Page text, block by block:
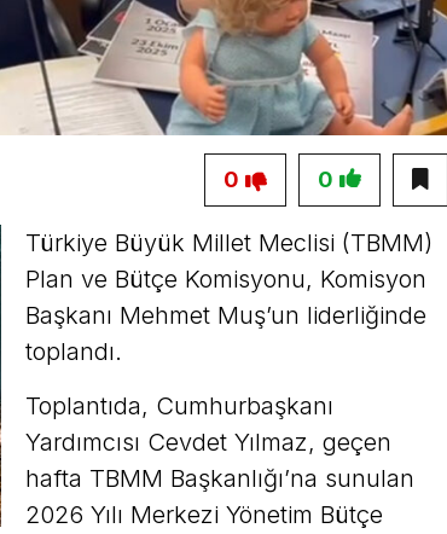
0
0
Türkiye Büyük Millet Meclisi (TBMM)
Plan ve Bütçe Komisyonu, Komisyon
Başkanı Mehmet Muş’un liderliğinde
toplandı.
Toplantıda, Cumhurbaşkanı
Yardımcısı Cevdet Yılmaz, geçen
hafta TBMM Başkanlığı’na sunulan
2026 Yılı Merkezi Yönetim Bütçe